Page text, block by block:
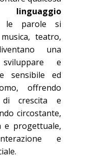
il linguaggio
le parole si
teatro,
una
e
sensibile ed
offrendo
crescita e
circostante,
e progettuale,
e